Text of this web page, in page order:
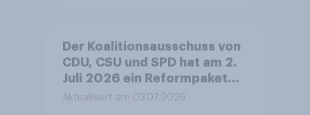
Der Koalitionsausschuss von
CDU, CSU und SPD hat am 2.
Juli 2026 ein Reformpaket
vorgestellt. Dieses umfasst
Aktualisiert am 03.07.2026